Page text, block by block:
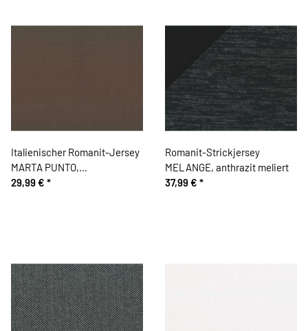
Italienischer Romanit-Jersey
MARTA PUNTO,
schlammbraun
29,99 € *
Romanit-Strickjersey
MELANGE, anthrazit meliert
37,99 € *